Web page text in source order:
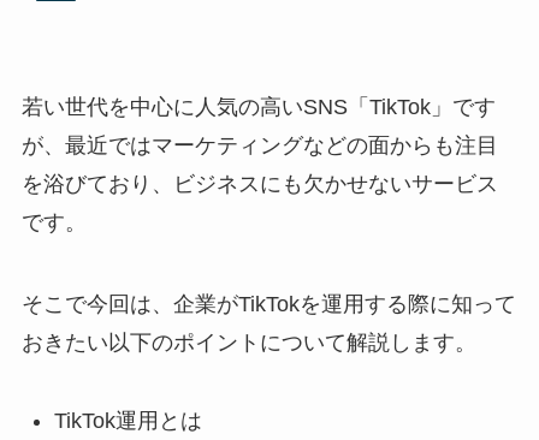
若い世代を中心に人気の高いSNS「TikTok」です
が、最近ではマーケティングなどの面からも注目
を浴びており、ビジネスにも欠かせないサービス
です。
そこで今回は、企業がTikTokを運用する際に知って
おきたい以下のポイントについて解説します。
TikTok運用とは